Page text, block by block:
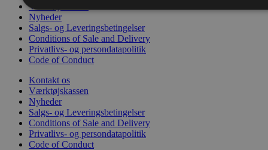
Værktøjskassen
Nyheder
Salgs- og Leveringsbetingelser
Conditions of Sale and Delivery
Privatlivs- og persondatapolitik
Code of Conduct
Kontakt os
Værktøjskassen
Nyheder
Salgs- og Leveringsbetingelser
Conditions of Sale and Delivery
Privatlivs- og persondatapolitik
Code of Conduct